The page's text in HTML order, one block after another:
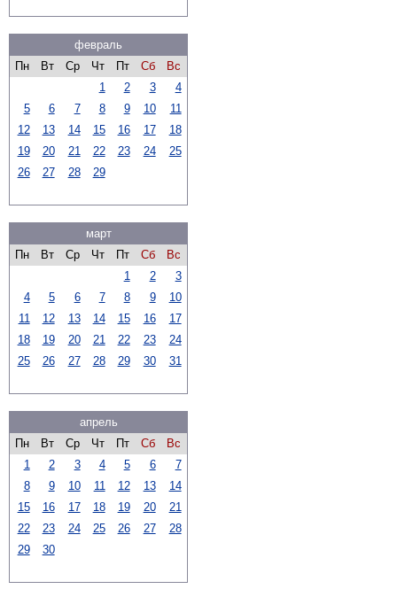
февраль
Пн
Вт Ср Чт Пт Сб
Вс
1
2 3
4
5
6 7 8 9 10
11
12
13 14 15 16 17
18
19
20 21 22 23 24
25
26
27 28 29
март
Пн
Вт Ср Чт Пт Сб
Вс
1
2
3
4
5 6 7 8 9
10
11
12 13 14 15 16
17
18
19 20 21 22 23
24
25
26 27 28 29 30 31
апрель
Пн
Вт Ср Чт Пт Сб
Вс
1
2 3 4 5 6
7
8
9 10 11 12 13
14
15
16 17 18 19 20
21
22
23 24 25 26 27
28
29
30